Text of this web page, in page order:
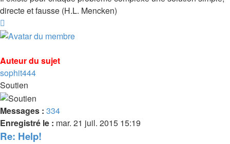
directe et fausse (H.L. Mencken)
Auteur du sujet
sophit444
Soutien
Messages : 334
Enregistré le : mar. 21 juil. 2015 15:19
Re: Help!